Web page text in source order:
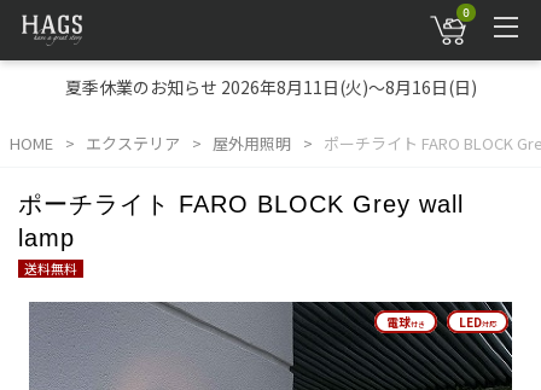
0
夏季休業のお知らせ 2026年8月11日(火)～8月16日(日)
HOME エクステリア 屋外用照明 ポーチライト FARO BLOCK
ポーチライト FARO BLOCK Grey wall
lamp
送料無料
電球付き LED対応
電球付き LED対応